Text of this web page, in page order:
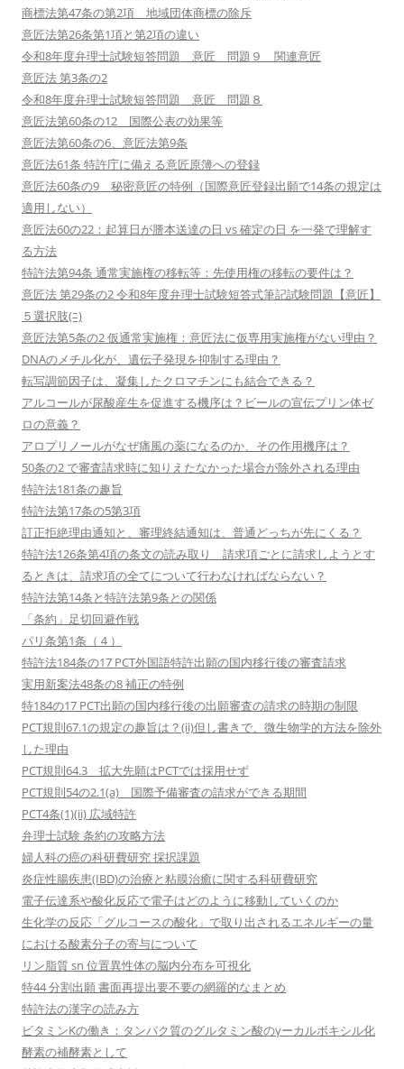
商標法第47条の第2項 地域団体商標の除斥
意匠法第26条第1項と第2項の違い
令和8年度弁理士試験短答問題 意匠 問題９ 関連意匠
意匠法 第3条の2
令和8年度弁理士試験短答問題 意匠 問題８
意匠法第60条の12 国際公表の効果等
意匠法第60条の6、意匠法第9条
意匠法61条 特許庁に備える意匠原簿への登録
意匠法60条の9 秘密意匠の特例（国際意匠登録出願で14条の規定は
適用しない）
意匠法60の22：起算日が謄本送達の日 vs 確定の日 を一発で理解す
る方法
特許法第94条 通常実施権の移転等：先使用権の移転の要件は？
意匠法 第29条の2 令和8年度弁理士試験短答式筆記試験問題【意匠】
５選択肢(ﾆ)
意匠法第5条の2 仮通常実施権：意匠法に仮専用実施権がない理由？
DNAのメチル化が、遺伝子発現を抑制する理由？
転写調節因子は、凝集したクロマチンにも結合できる？
アルコールが尿酸産生を促進する機序は？ビールの宣伝プリン体ゼ
ロの意義？
アロプリノールがなぜ痛風の薬になるのか、その作用機序は？
50条の2 で審査請求時に知りえたなかった場合が除外される理由
特許法181条の趣旨
特許法第17条の5第3項
訂正拒絶理由通知と、審理終結通知は、普通どっちが先にくる？
特許法126条第4項の条文の読み取り 請求項ごとに請求しようとす
るときは、請求項の全てについて行わなければならない？
特許法第14条と特許法第9条との関係
「条約」足切回避作戦
パリ条第1条（４）
特許法184条の17 PCT外国語特許出願の国内移行後の審査請求
実用新案法48条の8 補正の特例
特184の17 PCT出願の国内移行後の出願審査の請求の時期の制限
PCT規則67.1の規定の趣旨は？(ii)但し書きで、微生物学的方法を除外
した理由
PCT規則64.3 拡大先願はPCTでは採用せず
PCT規則54の2.1(a) 国際予備審査の請求ができる期間
PCT4条(1)(ii) 広域特許
弁理士試験 条約の攻略方法
婦人科の癌の科研費研究 採択課題
炎症性腸疾患(IBD)の治療と粘膜治癒に関する科研費研究
電子伝達系や酸化反応で電子はどのように移動していくのか
生化学の反応「グルコースの酸化」で取り出されるエネルギーの量
における酸素分子の寄与について
リン脂質 sn 位置異性体の脳内分布を可視化
特44 分割出願 書面再提出要不要の網羅的なまとめ
特許法の漢字の読み方
ビタミンKの働き：タンパク質のグルタミン酸のγーカルボキシル化
酵素の補酵素として